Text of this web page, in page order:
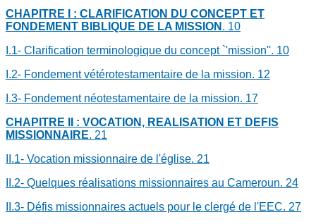
CHAPITRE I : CLARIFICATION DU CONCEPT ET
FONDEMENT BIBLIQUE DE LA MISSION . 10
I.1- Clarification terminologique du concept `'mission''. 10
I.2- Fondement vétérotestamentaire de la mission. 12
I.3- Fondement néotestamentaire de la mission. 17
CHAPITRE II : VOCATION, REALISATION ET DEFIS
MISSIONNAIRE. 21
II.1- Vocation missionnaire de l'église. 21
II.2- Quelques réalisations missionnaires au Cameroun. 24
II.3- Défis missionnaires actuels pour le clergé de l'EEC. 27